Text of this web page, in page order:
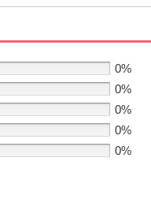
0%
0%
0%
0%
0%